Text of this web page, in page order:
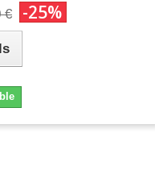
€ -25%